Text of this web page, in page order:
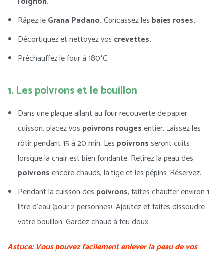
Râpez leGrana Padano.Concassez les baies roses.
Décortiquez et nettoyez vos crevettes.
Préchauffez le four à 180°C.
1. Les poivrons et le bouillon
Dans une plaque allant au four recouverte de papier
cuisson, placez vos poivrons rougesentier. Laissez les
rôtir pendant 15 à 20 min. Les poivronsseront cuits
lorsque la chair est bien fondante. Retirez la peau des
poivronsencore chauds, la tige et les pépins. Réservez.
Pendant la cuisson des poivrons, faites chauffer environ 1
litre d’eau (pour 2 personnes). Ajoutez et faites dissoudre
votre bouillon. Gardez chaud à feu doux.
Astuce: Vous pouvez facilement enlever la peau de vos